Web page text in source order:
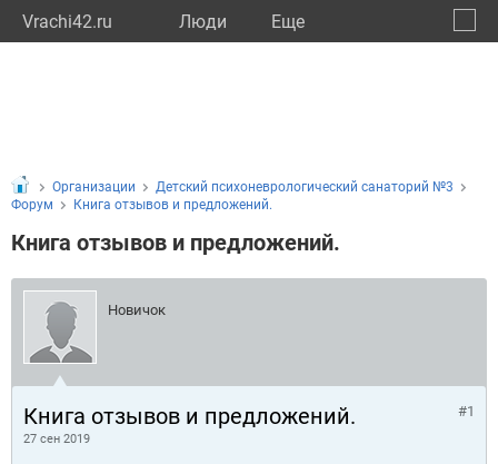
Vrachi42.ru Люди Eще
Организации
Детский психоневрологический санаторий №3
Форум
Книга отзывов и предложений.
Книга отзывов и предложений.
Новичок
Книга отзывов и предложений.
27 сен 2019
#1